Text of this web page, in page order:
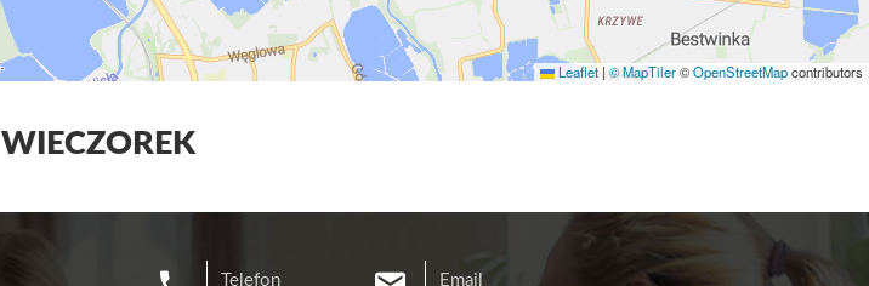
Leaflet|© MapTiler©OpenStreetMapcontributors
WIECZOREK